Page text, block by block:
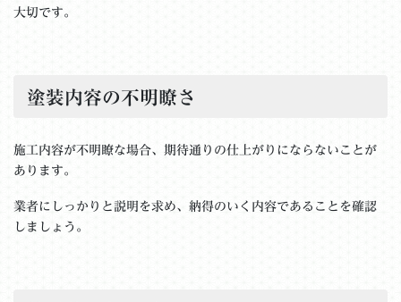
大切です。
塗装内容の不明瞭さ
施工内容が不明瞭な場合、期待通りの仕上がりにならないことが
あります。
業者にしっかりと説明を求め、納得のいく内容であることを確認
しましょう。